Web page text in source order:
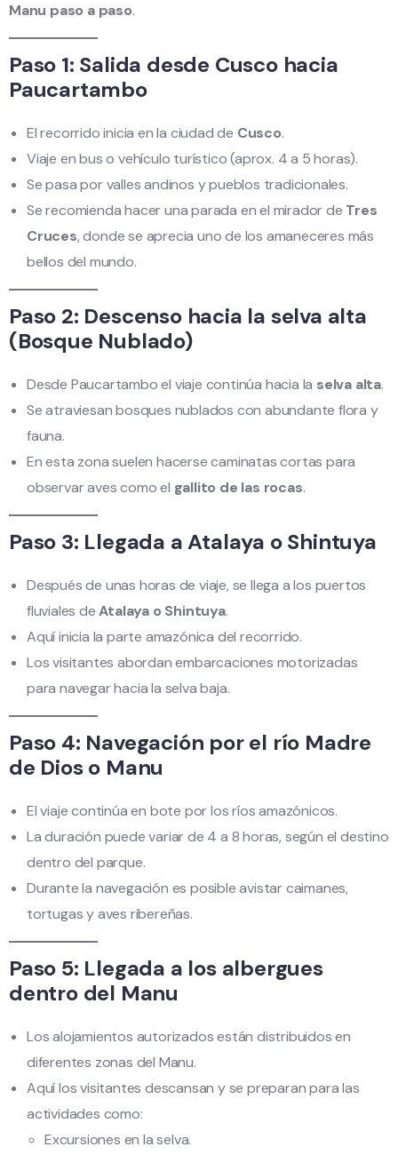
Manu paso a paso.
Paso 1: Salida desde Cusco hacia
Paucartambo
El recorrido inicia en la ciudad de Cusco.
Viaje en bus o vehículo turístico (aprox. 4 a 5 horas).
Se pasa por valles andinos y pueblos tradicionales.
Se recomienda hacer una parada en el mirador de Tres
Cruces, donde se aprecia uno de los amaneceres más
bellos del mundo.
Paso 2: Descenso hacia la selva alta
(Bosque Nublado)
Desde Paucartambo el viaje continúa hacia la selva alta.
Se atraviesan bosques nublados con abundante flora y
fauna.
En esta zona suelen hacerse caminatas cortas para
observar aves como el gallito de las rocas.
Paso 3: Llegada a Atalaya o Shintuya
Después de unas horas de viaje, se llega a los puertos
fluviales deAtalaya o Shintuya.
Aquí inicia la parte amazónica del recorrido.
Los visitantes abordan embarcaciones motorizadas
para navegar hacia la selva baja.
Paso 4: Navegación por el río Madre
de Dios o Manu
El viaje continúa en bote por los ríos amazónicos.
La duración puede variar de 4 a 8 horas, según el destino
dentro del parque.
Durante la navegación es posible avistar caimanes,
tortugas y aves ribereñas.
Paso 5: Llegada a los albergues
dentro del Manu
Los alojamientos autorizados están distribuidos en
diferentes zonas del Manu.
Aquí los visitantes descansan y se preparan para las
actividades como:
Excursiones en la selva.